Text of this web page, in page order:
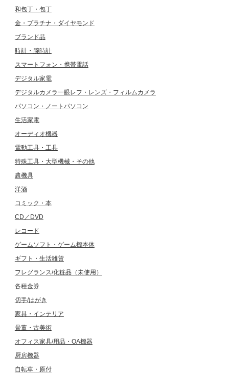
和包丁・包丁
金・プラチナ・ダイヤモンド
ブランド品
時計・腕時計
スマートフォン・携帯電話
デジタル家電
デジタルカメラ一眼レフ・レンズ・フィルムカメラ
パソコン・ノートパソコン
生活家電
オーディオ機器
電動工具・工具
特殊工具・大型機械・その他
農機具
洋酒
コミック・本
CD／DVD
レコード
ゲームソフト・ゲーム機本体
ギフト・生活雑貨
フレグランス/化粧品（未使用）
各種金券
切手/はがき
家具・インテリア
骨董・古美術
オフィス家具/用品・OA機器
厨房機器
自転車・原付